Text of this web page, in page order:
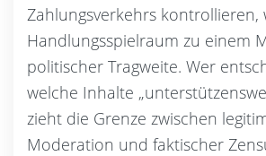
Zahlungsverkehrs kontrollieren,
Handlungsspielraum zu einem
politischer Tragweite. Wer
welche Inhalte
zieht die Grenze zwischen
Moderation und faktischer